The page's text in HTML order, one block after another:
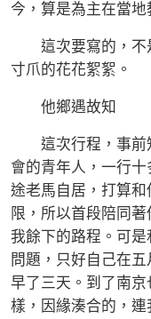
今，算是為主在當地
這次要寫的，不
寸爪的花花絮絮。
他鄉遇故知
這次行程，事前
會的青年人，一行
途老馬自居，打算
限，所以首段陪同
我餘下的路程。可
問題，只好自己在
早了三天。到了南
樣，因緣湊合的，